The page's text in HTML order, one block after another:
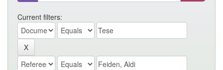
Current filters: